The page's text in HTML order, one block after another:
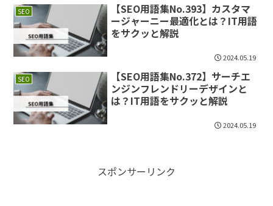
SEO
【SEO用語集No.393】カスタマ
ージャーニー最適化とは？IT用語
をサクッと解説
2024.05.19
SEO
【SEO用語集No.372】サーチエ
ンジンフレンドリーデザインと
は？IT用語をサクッと解説
2024.05.19
スポンサーリンク